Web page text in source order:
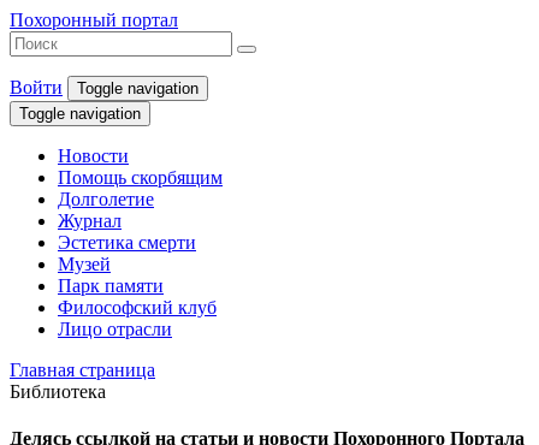
Похоронный портал
Войти
Toggle navigation
Toggle navigation
Новости
Помощь скорбящим
Долголетие
Журнал
Эстетика смерти
Музей
Парк памяти
Философский клуб
Лицо отрасли
Главная страница
Библиотека
Делясь ссылкой на статьи и новости Похоронного Портала